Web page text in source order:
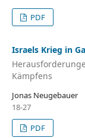
PDF
Israels Krieg in
Kämpfens
Jonas Neugebauer
18-27
PDF